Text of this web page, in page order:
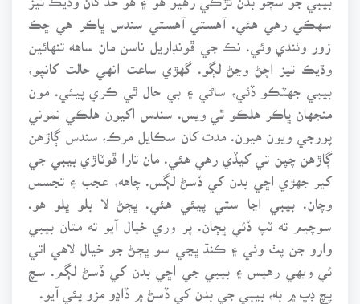
سهڪي رهي هئي. آهستي آهستي سندس ڀاڪر هي ڇڪ
زور وٺندي وئي. نڪ جي ڦونڊاريل ناسن مان ساهه تنهائين
وڌيڪ تيز اچڻ وڃڻ لڳو. گهڙي ساعت انهي حالت کانپو،
بيبي جهٽڪو ڏئي، ساڻي ۽ بي حال ٿي ڪري پيئي. مون
منجهان ڀاڪر هلڪو ٿي ويس. سندس اکيون هلڪي نموني
پورجي ويون هيون. مدت کان سڪايل مرڪ، سندس ڳاڙهن
ڳاڙهن چپن تي کيڏي رهي هئي. مان تارا ڦوٽاڙي بيبي جي
کير جهڙي اڇي بدن کي ڏسڻ لڳس. چاهه، عجب ۽ تجسس
وچان. بيبي اڃا ستي پيئي هئي. ڀڄڻ لا بلو ڀلو هو.
سوچيم ته ٽپ ڏئي ڀڄان. پر وري خيال آيو ته متان بيبي
وارو جن پٺ وٺي ۽ ڪنڌ ڀڃي سو ڀڄڻ جو خيال لاهي اتي
ئي ويهي رهيس ۽ بيبي جي اڇي بدن کي ڏسڻ لڳم. سچ
پچ ڊپ ۾ به، بيبي جي بدن کي ڏسڻ ۾ ڏاڍو مزو پئي آيو.